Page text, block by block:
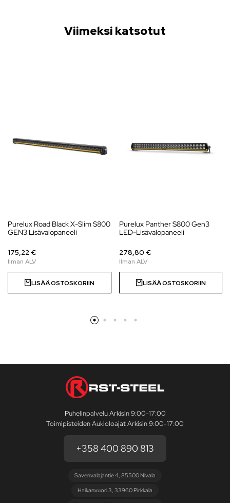
Viimeksi katsotut
Purelux Road Black X-Slim S800
GEN3 Lisävalopaneeli
175,22 €
LISÄÄ OSTOSKORIIN
Purelux Panther S800 Gen3
LED-Lisävalopaneeli
278,80 €
LISÄÄ OSTOSKORIIN
Puhelinpalvelu Arkisin 9:00-17:00
Toimipisteiden Aukioloajat Arkisin 9:00-17:00
+358 400 890 813
Savenvalajantie 4, 85500 Nivala
Haikanvuori 3, 33960 Pirkkala